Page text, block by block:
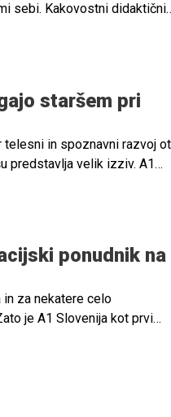
sebi. Kakovostni didaktični
izgovorjavo in
se pridružuje 8 novih, ki
in pisateljem Boštjanom
in igralke starejše
so že na voljo v brezplačni
staršem pri
in spoznavni razvoj
predstavlja velik izziv. A1
z znanimi slovenskimi
in kjerkoli v mobilni
ponudnik na
za nekatere celo
je A1 Slovenija kot prvi
in naprav.